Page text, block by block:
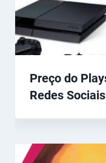
Preço do
Redes Sociais